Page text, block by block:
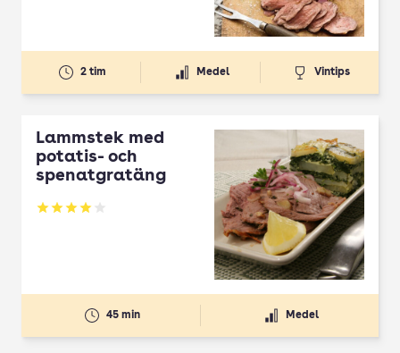
2 tim Medel Vintips
Lammstek med
potatis- och
spenatgratäng
Betyg: 4 av 5
45 min Medel